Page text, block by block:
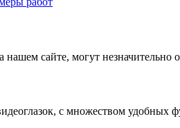
сайте, могут незначительно
с множеством удобных